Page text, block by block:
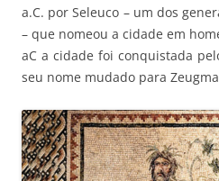
a.C. por Seleuco – um dos
– que nomeou a cidade em
aC a cidade foi conquistada
seu nome mudado para